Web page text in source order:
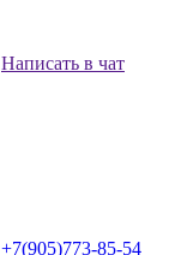
Написать в чат
+7(905)773-85-54